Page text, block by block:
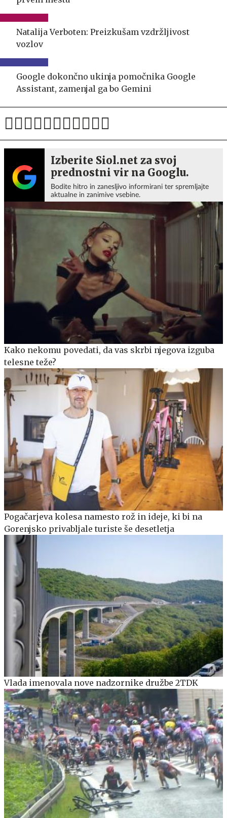
Natalija Verboten: Preizkušam vzdržljivost
vozlov
Google dokončno ukinja pomočnika Google
Assistant, zamenjal ga bo Gemini
Izberite Siol.net za svoj
prednostni vir na Googlu.
Bodite hitro in zanesljivo informirani ter spremljajte
aktualne in zanimive vsebine.
Kako nekomu povedati, da vas skrbi njegova izguba
telesne teže?
Pogačarjeva kolesa namesto rož in ideje, ki bi na
Gorenjsko privabljale turiste še desetletja
Vlada imenovala nove nadzornike družbe 2TDK